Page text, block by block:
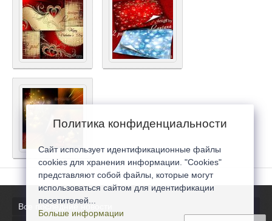
Все последние новости
Политика конфиденциальности
Сайт использует идентификационные файлы
cookies для хранения информации. "Cookies"
представляют собой файлы, которые могут
использоваться сайтом для идентификации
посетителей...
Больше информации